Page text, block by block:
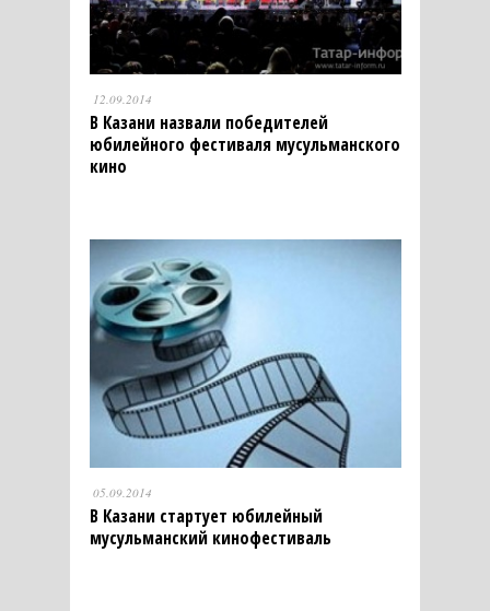
12.09.2014
В Казани назвали победителей
юбилейного фестиваля мусульманского
кино
05.09.2014
В Казани стартует юбилейный
мусульманский кинофестиваль